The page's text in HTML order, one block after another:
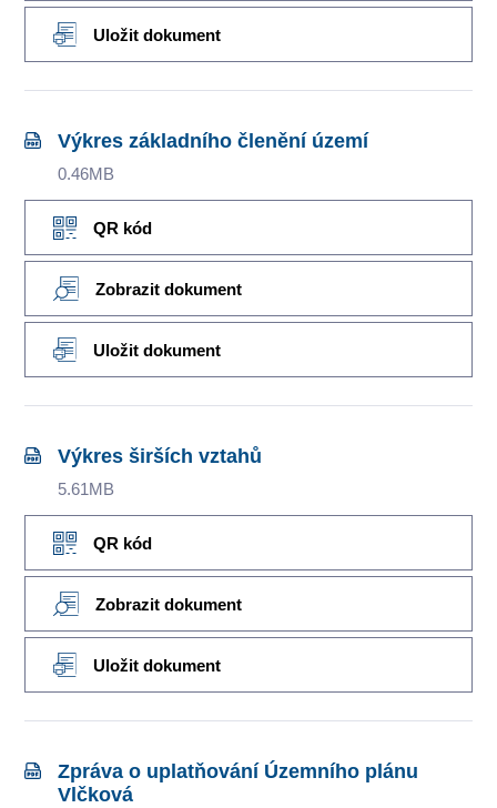
Uložit dokument
Výkres základního členění území
0.46MB
QR kód
Zobrazit dokument
Uložit dokument
Výkres širších vztahů
5.61MB
QR kód
Zobrazit dokument
Uložit dokument
Zpráva o uplatňování Územního plánu
Vlčková